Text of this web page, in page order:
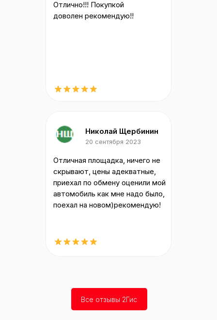
Отлично!!! Покупкой
доволен рекомендую!!
Отличная площадка, ничего не
скрывают, цены адекватные,
приехал по обмену оценили мой
автомобиль как мне надо было,
поехал на новом)рекомендую!
Николай Щербинин
20 сентября 2023
Все отзывы 2Гис